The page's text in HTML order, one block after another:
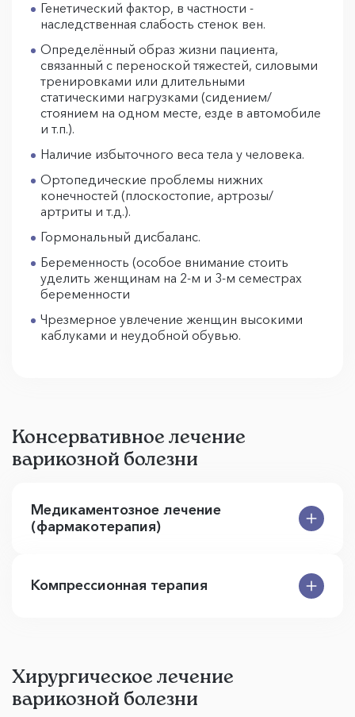
Генетический фактор, в частности -
наследственная слабость стенок вен.
Определённый образ жизни пациента,
связанный с переноской тяжестей, силовыми
тренировками или длительными
статическими нагрузками (сидением/
стоянием на одном месте, езде в автомобиле
и т.п.).
Наличие избыточного веса тела у человека.
Ортопедические проблемы нижних
конечностей (плоскостопие, артрозы/
артриты и т.д.).
Гормональный дисбаланс.
Беременность (особое внимание стоить
уделить женщинам на 2-м и 3-м семестрах
беременности
Чрезмерное увлечение женщин высокими
каблуками и неудобной обувью.
Консервативное лечение
варикозной болезни
Медикаментозное лечение
(фармакотерапия)
Компрессионная терапия
Хирургическое лечение
варикозной болезни